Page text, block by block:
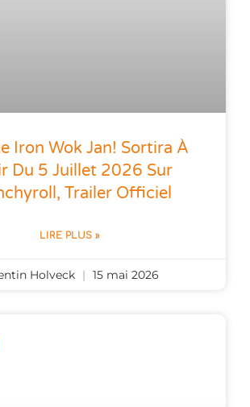
Iron Wok Jan! Sortira À
Du 5 Juillet 2026 Sur
Trailer Officiel
LIRE PLUS »
Holveck 15 mai 2026